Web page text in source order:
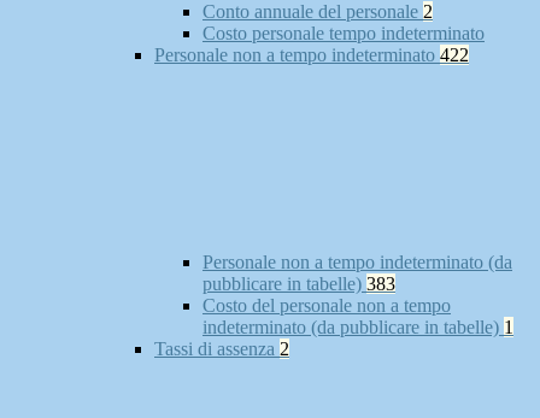
Conto annuale del personale 2
Costo personale tempo indeterminato
Personale non a tempo indeterminato 422
Personale non a tempo indeterminato (da
pubblicare in tabelle) 383
Costo del personale non a tempo
indeterminato (da pubblicare in tabelle) 1
Tassi di assenza 2